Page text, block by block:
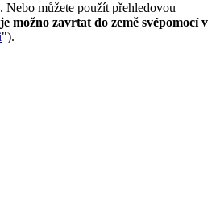
Nebo můžete použít přehledovou
možno zavrtat do země svépomocí v
").